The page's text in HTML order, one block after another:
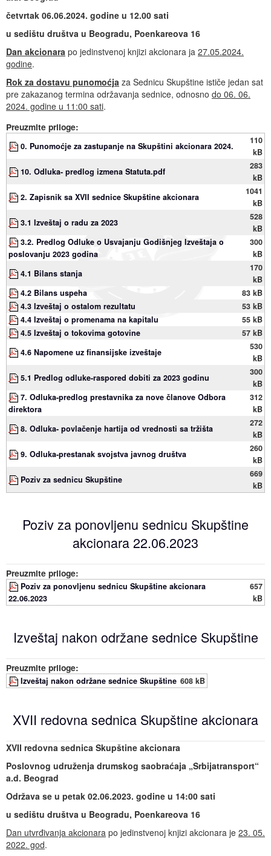
četvrtak 06.06.2024. godine u 12.00 sati
u sedištu društva u Beogradu, Poenkareova 16
Dan akcionara po jedinstvenoj knjizi akcionara ja 27.05.2024.
godine.
Rok za dostavu punomoćja za Sednicu Skupštine ističe jedan sat
pre zakazanog termina održavanja sednice, odnosno do 06. 06.
2024. godine u 1 1 :00 sati.
Preuzmite priloge:
0. Punomoćje za zastupanje na Skupštini akcionara 2024.
110
kB
10. Odluka- predlog izmena Statuta.pdf
283
kB
2. Zapisnik sa XVII sednice Skupštine akcionara
1041
kB
3.1 Izveštaj o radu za 2023
528
kB
3.2. Predlog Odluke o Usvajanju Godišnjeg Izveštaja o
poslovanju 2023 godina
300
kB
4.1 Bilans stanja
170
kB
4.2 Bilans uspeha
83 kB
4.3 Izveštaj o ostalom rezultatu
53 kB
4.4 Izveštaj o promenama na kapitalu
55 kB
4.5 Izveštaj o tokovima gotovine
57 kB
4.6 Napomene uz finansijske izveštaje
530
kB
5.1 Predlog odluke-raspored dobiti za 2023 godinu
300
kB
7. Odluka-predlog prestavnika za nove članove Odbora
direktora
312
kB
8. Odluka- povlačenje hartija od vrednosti sa tržišta
272
kB
9. Odluka-prestanak svojstva javnog društva
260
kB
Poziv za sednicu Skupštine
669
kB
Poziv za ponovljenu sednicu Skupštine
akcionara 22.06.2023
Preuzmite priloge:
Poziv za ponovljenu sednicu Skupštine akcionara
22.06.2023
657
kB
Izveštaj nakon održane sednice Skupštine
Preuzmite priloge:
Izveštaj nakon održane sednice Skupštine 608 kB
XVII redovna sednica Skupštine akcionara
XVII redovna sednica Skupštine akcionara
Poslovnog udruženja drumskog saobraćaja „Srbijatransport“
a.d. Beograd
Održava se u petak 02.06.2023. godine u 14:00 sati
u sedištu društva u Beogradu, Poenkareova 16
Dan utvrđivanja akcionara po jedinstvenoj knjizi akcionara je 23. 05.
2022. god.